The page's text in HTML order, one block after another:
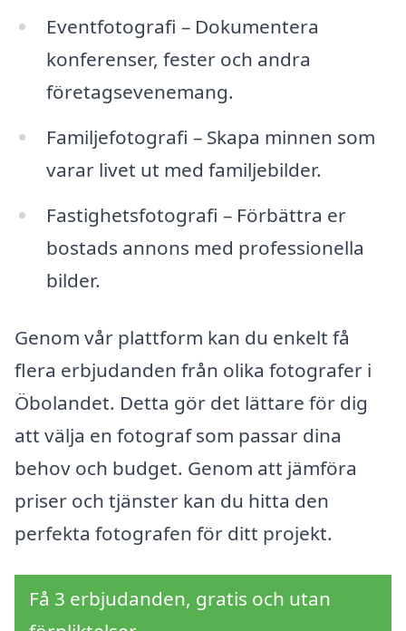
Eventfotografi – Dokumentera
konferenser, fester och andra
företagsevenemang.
Familjefotografi – Skapa minnen som
varar livet ut med familjebilder.
Fastighetsfotografi – Förbättra er
bostads annons med professionella
bilder.
Genom vår plattform kan du enkelt få
flera erbjudanden från olika fotografer i
Öbolandet. Detta gör det lättare för dig
att välja en fotograf som passar dina
behov och budget. Genom att jämföra
priser och tjänster kan du hitta den
perfekta fotografen för ditt projekt.
Få 3 erbjudanden, gratis och utan